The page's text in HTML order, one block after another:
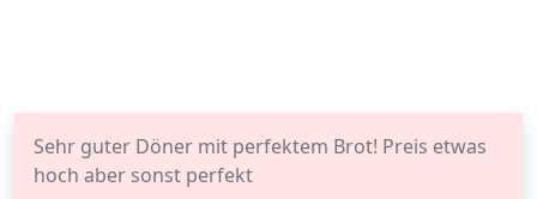
Sehr guter Döner mit perfektem Brot! Preis etwas
hoch aber sonst perfekt